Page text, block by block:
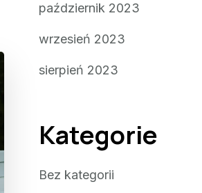
październik 2023
wrzesień 2023
sierpień 2023
Kategorie
Bez kategorii